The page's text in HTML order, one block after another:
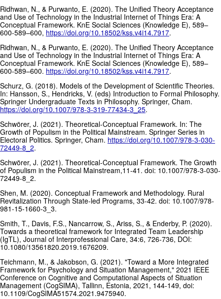
Ridhwan, N., & Purwanto, E. (2020). The Unified Theory Acceptance
and Use of Technology in the Industrial Internet of Things Era: A
Conceptual Framework. KnE Social Sciences (Knowledge E), 589–
600-589–600, https://doi.org/10.18502/kss.v4i14.7917.
Ridhwan, N., & Purwanto, E. (2020). The Unified Theory Acceptance
and Use of Technology in the Industrial Internet of Things Era: A
Conceptual Framework. KnE Social Sciences (Knowledge E), 589–
600-589–600. https://doi.org/10.18502/kss.v4i14.7917.
Schurz, G. (2018). Models of the Development of Scientific Theories.
In: Hansson, S., Hendricks, V. (eds) Introduction to Formal Philosophy.
Springer Undergraduate Texts in Philosophy. Springer, Cham.
https://doi.org/10.1007/978-3-319-77434-3_25.
Schwörer, J. (2021). Theoretical-Conceptual Framework. In: The
Growth of Populism in the Political Mainstream. Springer Series in
Electoral Politics. Springer, Cham. https://doi.org/10.1007/978-3-030-
72449-8_2.
Schwörer, J. (2021). Theoretical-Conceptual Framework. The Growth
of Populism in the Political Mainstream,11-41. doi: 10.1007/978-3-030-
72449-8_2.
Shen, M. (2020). Conceptual Framework and Methodology. Rural
Revitalization Through State-led Programs, 33-42. doi: 10.1007/978-
981-15-1660-3_3.
Smith, T., Davis, F.S., Nancarrow, S., Ariss, S., & Enderby, P. (2020).
Towards a theoretical framework for Integrated Team Leadership
(IgTL), Journal of Interprofessional Care, 34:6, 726-736, DOI:
10.1080/13561820.2019.1676209.
Teichmann, M., & Jakobson, G. (2021). "Toward a More Integrated
Framework for Psychology and Situation Management," 2021 IEEE
Conference on Cognitive and Computational Aspects of Situation
Management (CogSIMA), Tallinn, Estonia, 2021, 144-149, doi:
10.1109/CogSIMA51574.2021.9475940.